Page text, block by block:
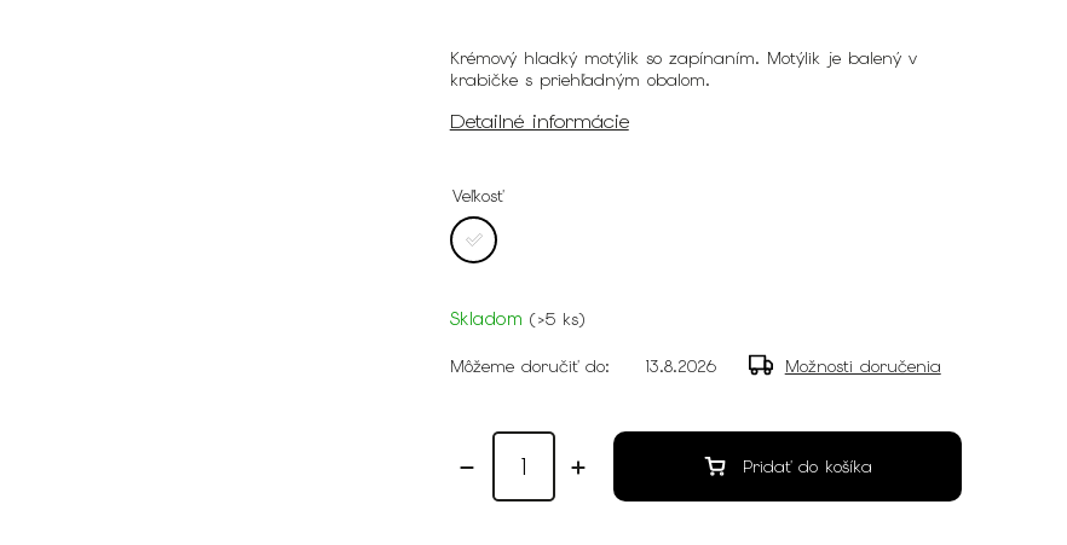
Krémový hladký motýlik so zapínaním. Motýlik je balený v
krabičke s priehľadným obalom.
Detailné informácie
Veľkosť
Skladom (>5 ks)
Môžeme doručiť do: 13.8.2026 Možnosti doručenia
Pridať do košíka